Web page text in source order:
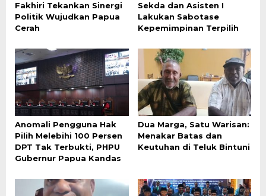
Fakhiri Tekankan Sinergi
Politik Wujudkan Papua
Cerah
Sekda dan Asisten I
Lakukan Sabotase
Kepemimpinan Terpilih
Anomali Pengguna Hak
Pilih Melebihi 100 Persen
DPT Tak Terbukti, PHPU
Gubernur Papua Kandas
Dua Marga, Satu Warisan:
Menakar Batas dan
Keutuhan di Teluk Bintuni